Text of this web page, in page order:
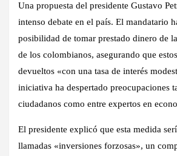
Una propuesta del presidente Gustavo
intenso debate en el país. El mandatario
posibilidad de tomar prestado dinero de
de los colombianos, asegurando que
devueltos «con una tasa de interés
iniciativa ha despertado preocupaciones
ciudadanos como entre expertos en
El presidente explicó que esta medida
llamadas «inversiones forzosas», un